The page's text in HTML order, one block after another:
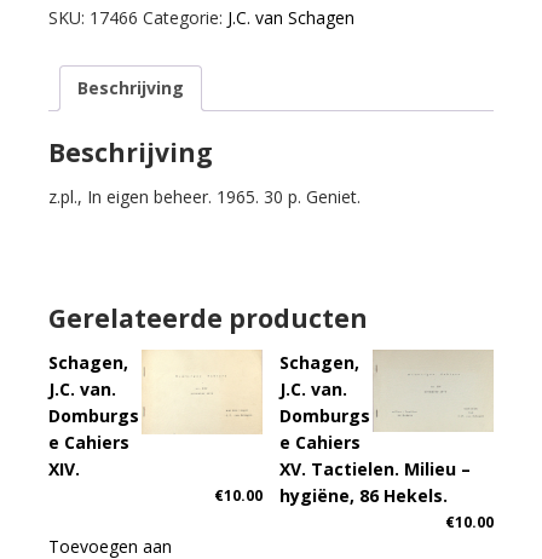
van.
Cahiers
aantal
SKU: 17466 Categorie: J.C. van Schagen
Beschrijving
Beschrijving
z.pl., In eigen beheer. 1965. 30 p. Geniet.
Gerelateerde producten
Schagen,
J.C. van.
Domburgs
e Cahiers
XIV.
€10.00
Toevoegen aan
Schagen,
J.C. van.
Domburgs
e Cahiers
XV. Tactielen. Milieu –
hygiëne, 86 Hekels.
€10.00